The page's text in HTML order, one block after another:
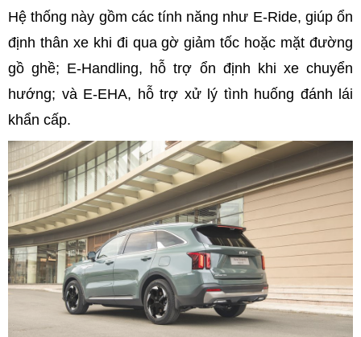
Hệ thống này gồm các tính năng như E-Ride, giúp ổn
định thân xe khi đi qua gờ giảm tốc hoặc mặt đường
gồ ghề; E-Handling, hỗ trợ ổn định khi xe chuyển
hướng; và E-EHA, hỗ trợ xử lý tình huống đánh lái
khẩn cấp.